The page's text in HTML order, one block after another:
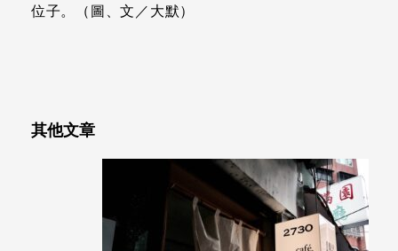
位子。（圖、文／大默）
其他文章